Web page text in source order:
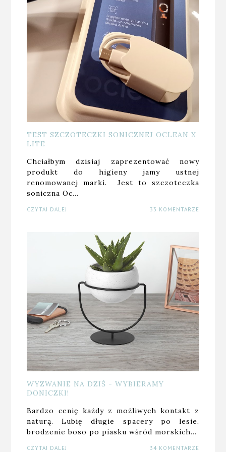
TEST SZCZOTECZKI SONICZNEJ OCLEAN X
LITE
Chciałbym dzisiaj zaprezentować nowy
produkt do higieny jamy ustnej
renomowanej marki. Jest to szczoteczka
soniczna Oc…
CZYTAJ DALEJ 33 KOMENTARZE
WYZWANIE NA DZIŚ - WYBIERAMY
DONICZKI!
Bardzo cenię każdy z możliwych kontakt z
naturą. Lubię długie spacery po lesie,
brodzenie boso po piasku wśród morskich…
CZYTAJ DALEJ 34 KOMENTARZE